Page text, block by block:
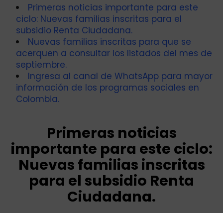
Primeras noticias importante para este
ciclo: Nuevas familias inscritas para el
subsidio Renta Ciudadana.
Nuevas familias inscritas para que se
acerquen a consultar los listados del mes de
septiembre.
Ingresa al canal de WhatsApp para mayor
información de los programas sociales en
Colombia.
Primeras noticias
importante para este ciclo:
Nuevas familias inscritas
para el subsidio Renta
Ciudadana.